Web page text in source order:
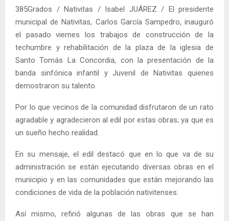
385Grados / Nativitas / Isabel JUÁREZ / El presidente
municipal de Nativitas, Carlos García Sampedro, inauguró
el pasado viernes los trabajos de construcción de la
techumbre y rehabilitación de la plaza de la iglesia de
Santo Tomás La Concordia, con la presentación de la
banda sinfónica infantil y Juvenil de Nativitas quienes
demostraron su talento.
Por lo que vecinos de la comunidad disfrutaron de un rato
agradable y agradecieron al edil por estas obras; ya que es
un sueño hecho realidad.
En su mensaje, el edil destacó que en lo que va de su
administración se están ejecutando diversas obras en el
municipio y en las comunidades que están mejorando las
condiciones de vida de la población nativitenses.
Así mismo, refirió algunas de las obras que se han